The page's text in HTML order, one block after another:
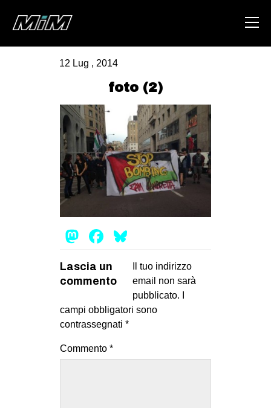
ABOUT
AREA
DEGENERAZIONE
GAZA FREESTYLE
CSOA LAMBRETTA
STUDENTI TSUNAMI
MILANO
MOBILITAZIONI
SPAZI
12 Lug , 2014
foto (2)
Mastodon
Facebook
Lascia un
commento
Il tuo indirizzo
email non sarà
pubblicato.
campi obbligatori sono
contrassegnati *
Commento *